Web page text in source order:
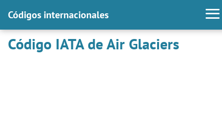
Códigos internacionales
Código IATA de Air Glaciers